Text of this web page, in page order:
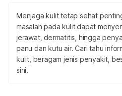
Menjaga kulit tetap sehat
masalah pada kulit dapat
jerawat, dermatitis, hingga
panu dan kutu air. Cari tahu
kulit, beragam jenis penyakit,
sini.